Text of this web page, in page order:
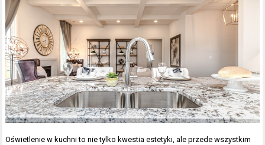
Oświetlenie w kuchni to nie tylko kwestia estetyki, ale przede wszystkim